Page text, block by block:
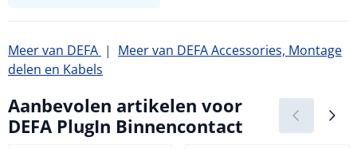
Meer van DEFA | Meer van DEFA Accessories, Montage
delen en Kabels
Aanbevolen artikelen voor
DEFA PlugIn Binnencontact